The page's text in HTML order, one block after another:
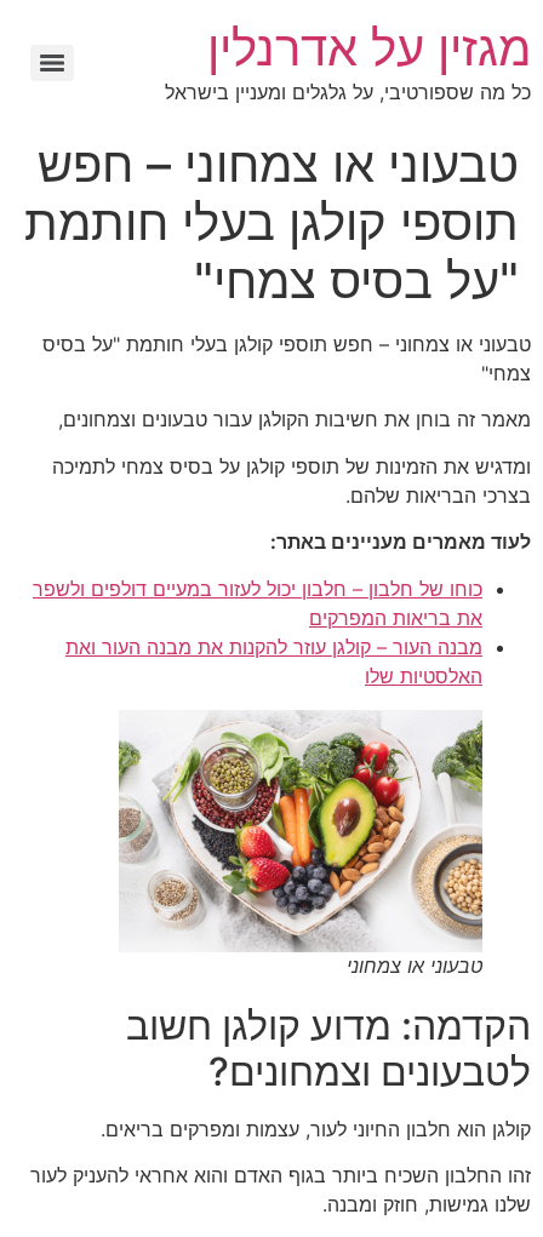
מגזין על אדרנלין
כל מה שספורטיבי, על גלגלים ומעניין בישראל
טבעוני או צמחוני – חפש
תוספי קולגן בעלי חותמת
"על בסיס צמחי"
טבעוני או צמחוני – חפש תוספי קולגן בעלי חותמת "על בסיס
צמחי"
מאמר זה בוחן את חשיבות הקולגן עבור טבעונים וצמחונים,
ומדגיש את הזמינות של תוספי קולגן על בסיס צמחי לתמיכה
בצרכי הבריאות שלהם.
לעוד מאמרים מעניינים באתר:
כוחו של חלבון – חלבון יכול לעזור במעיים דולפים ולשפר
את בריאות המפרקים
מבנה העור – קולגן עוזר להקנות את מבנה העור ואת
האלסטיות שלו
טבעוני או צמחוני
הקדמה: מדוע קולגן חשוב
לטבעונים וצמחונים?
קולגן הוא חלבון החיוני לעור, עצמות ומפרקים בריאים.
זהו החלבון השכיח ביותר בגוף האדם והוא אחראי להעניק לעור
שלנו גמישות, חוזק ומבנה.